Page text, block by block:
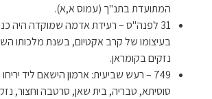
המתועדת בתנ"ך (עמוס א,א).
31 לפנה"ס – רעידת אדמה שמוקדה היה
בעיצומו של קרב אקטיום, בשנת מלכותו
נזקים בקומראן.
749 – רעש שביעית: ארמון הישאם ליד
סוסיתא, טבריה, בית שאן, סרטבה וחצור,